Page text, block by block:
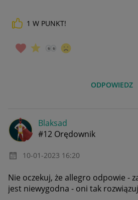
1 W PUNKT!
ODPOWIEDZ
Blaksad
#12 Orędownik
‎10-01-2023 16:20
Nie oczekuj, że allegro odpowie -
jest niewygodna - oni tak